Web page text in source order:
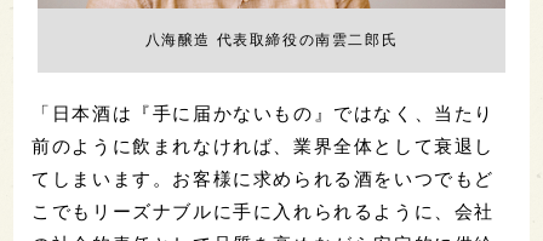
八海醸造 代表取締役の南雲二郎氏
「日本酒は『手に届かないもの』ではなく、当たり
前のように飲まれなければ、業界全体として衰退し
てしまいます。お客様に求められる酒をいつでもど
こでもリーズナブルに手に入れられるように、会社